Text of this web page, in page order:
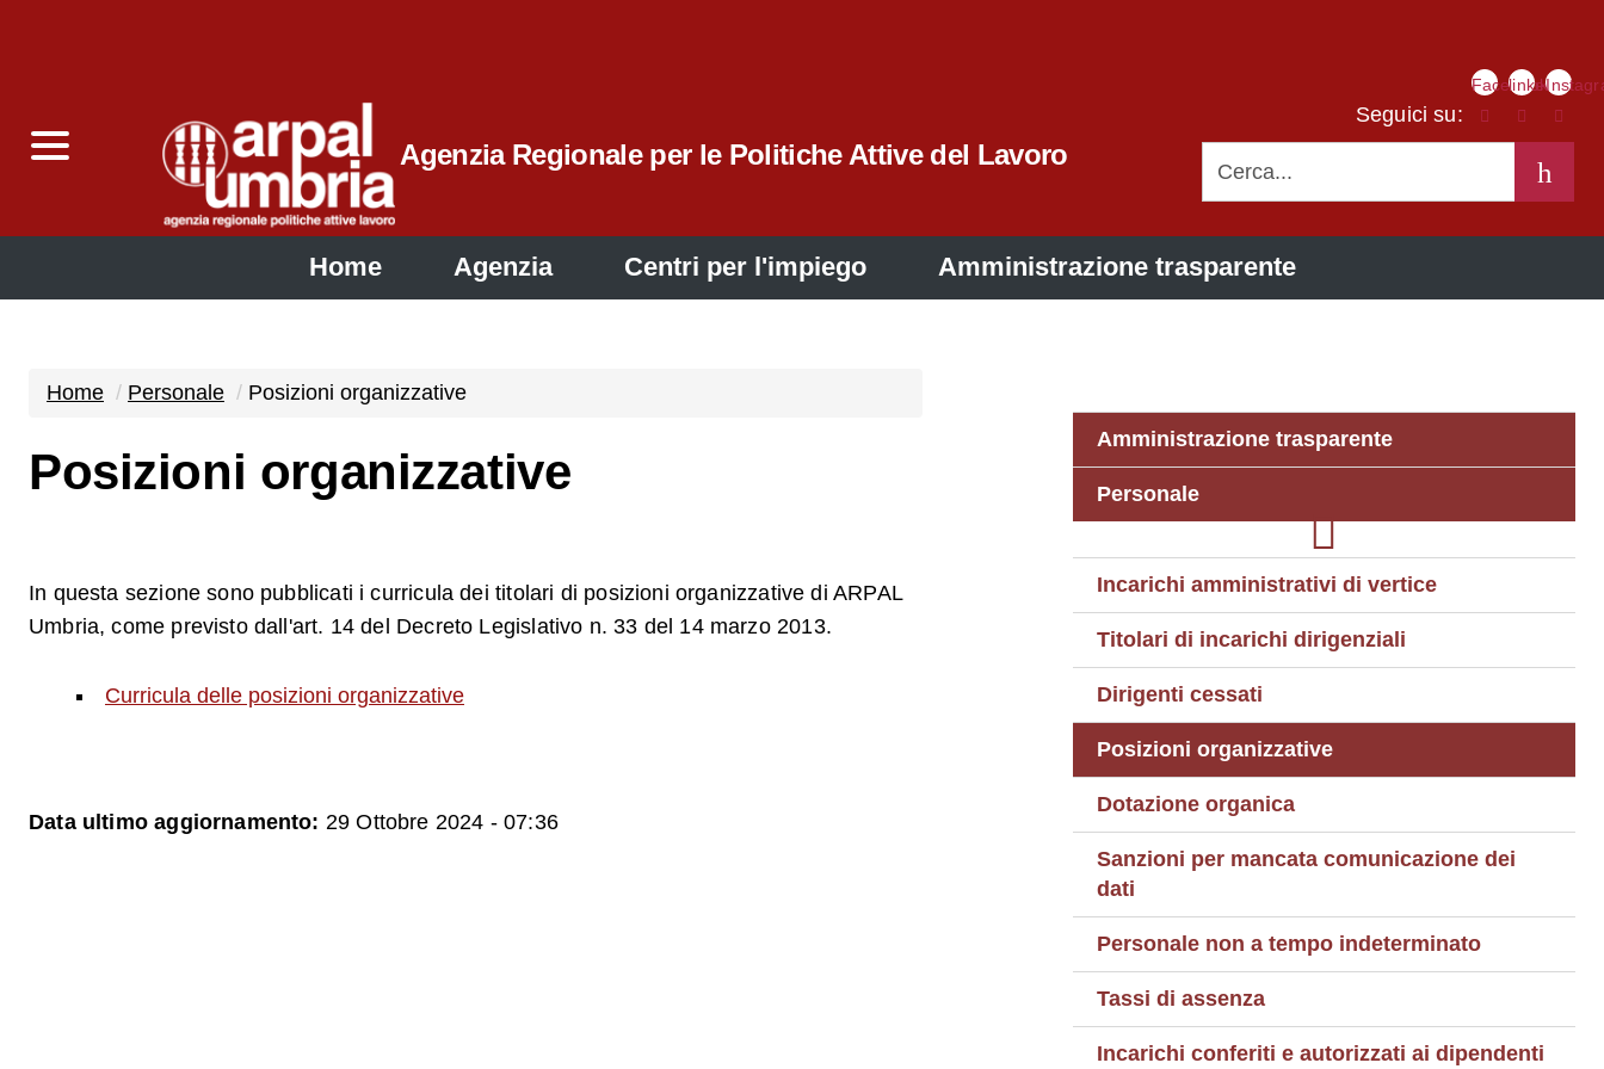
Agenzia Regionale per le Politiche Attive del Lavoro
Seguici su:
Facebook
linkedIn
Home Agenzia Centri per l'impiego Amministrazione trasparente
Home Personale Posizioni organizzative
Posizioni organizzative
In questa sezione sono pubblicati i curricula dei titolari di posizioni organizzative di ARPAL
Umbria, come previsto dall'art. 14 del Decreto Legislativo n. 33 del 14 marzo 2013.
Curricula delle posizioni organizzative
Data ultimo aggiornamento: 29 Ottobre 2024 - 07:36
Amministrazione trasparente
Personale
Incarichi amministrativi di vertice
Titolari di incarichi dirigenziali
Dirigenti cessati
Posizioni organizzative
Dotazione organica
Sanzioni per mancata comunicazione dei
dati
Personale non a tempo indeterminato
Tassi di assenza
Incarichi conferiti e autorizzati ai dipendenti